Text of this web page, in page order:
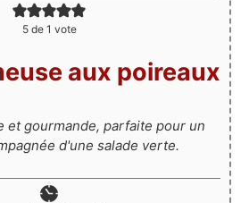
5de 1 vote
aux poireaux
et gourmande, parfaite pour un
d'une salade verte.